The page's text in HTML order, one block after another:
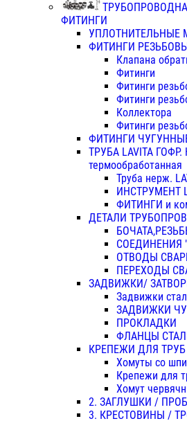
ФИТИНГИ
УПЛОТНИТЕЛЬНЫЕ
ФИТИНГИ
Клапана
Фитинги
Фитинги
Фитинги
Коллектора
Фитинги
ФИТИНГИ
ТРУБА LAVITA
термообработанная
Труба нерж.
ИНСТРУМЕНТ
ФИТИНГИ и
ДЕТАЛИ
СОЕДИНЕНИЯ
ОТВОДЫ
ПЕРЕХОДЫ
ЗАДВИЖКИ/
Задвижки
ЗАДВИЖКИ
ПРОКЛАДКИ
ФЛАНЦЫ
КРЕПЕЖИ ДЛЯ ТРУБ
Хомуты со
Крепежи для
Хомут
2. ЗАГЛУШКИ /
3. КРЕСТОВИНЫ /